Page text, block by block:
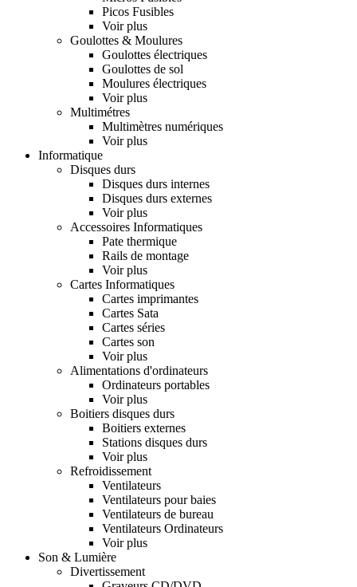
Picos Fusibles
Voir plus
Goulottes & Moulures
Goulottes électriques
Goulottes de sol
Moulures électriques
Voir plus
Multimétres
Multimètres numériques
Voir plus
Informatique
Disques durs
Disques durs internes
Disques durs externes
Voir plus
Accessoires Informatiques
Pate thermique
Rails de montage
Voir plus
Cartes Informatiques
Cartes imprimantes
Cartes Sata
Cartes séries
Cartes son
Voir plus
Alimentations d'ordinateurs
Ordinateurs portables
Voir plus
Boitiers disques durs
Boitiers externes
Stations disques durs
Voir plus
Refroidissement
Ventilateurs
Ventilateurs pour baies
Ventilateurs de bureau
Ventilateurs Ordinateurs
Voir plus
Son & Lumière
Divertissement